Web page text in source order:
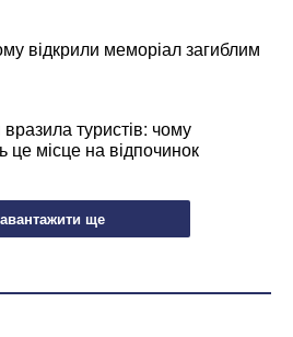
відкрили меморіал загиблим
туристів: чому
це місце на відпочинок
ще